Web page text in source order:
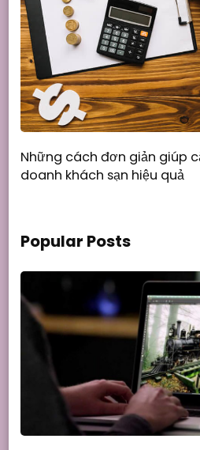
Những cách đơn giản giúp
doanh khách sạn hiệu quả
Popular Posts